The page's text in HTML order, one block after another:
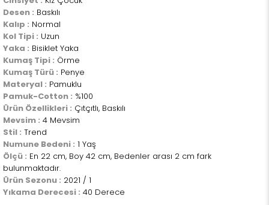
Desen : Baskılı
Kalıp : Normal
Kol Tipi : Uzun
Yaka : Bisiklet Yaka
Kumaş Tipi : Örme
Kumaş Türü : Penye
Materyal : Pamuklu
Pamuk-Cotton : %100
Ürün Özellikleri : Çıtçıtlı, Baskılı
Mevsim : 4 Mevsim
Stil : Trend
Numune Bedeni : 1 Yaş
Ölçü : En 22 cm, Boy 42 cm, Bedenler arası 2 cm fark
bulunmaktadır.
Ürün Sezonu : 2021 / 1
Yıkama Derecesi : 40 Derece